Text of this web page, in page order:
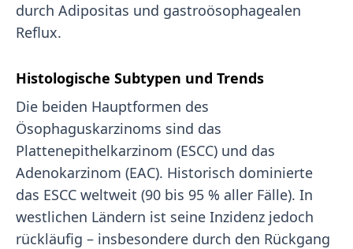
durch Adipositas und gastroösophagealen
Reflux.
Histologische Subtypen und Trends
Die beiden Hauptformen des
Ösophaguskarzinoms sind das
Plattenepithelkarzinom (ESCC) und das
Adenokarzinom (EAC). Historisch dominierte
das ESCC weltweit (90 bis 95 % aller Fälle). In
westlichen Ländern ist seine Inzidenz jedoch
rückläufig – insbesondere durch den Rückgang